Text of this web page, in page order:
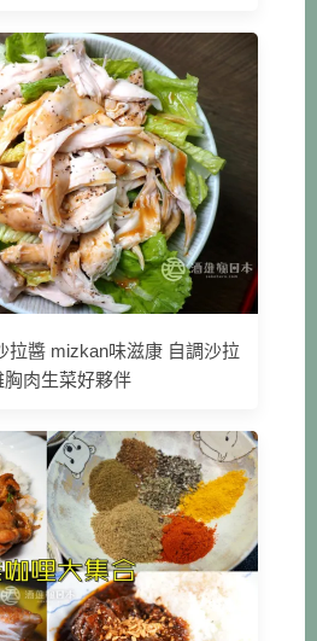
拉醬 mizkan味滋康 自調沙拉
胸肉生菜好夥伴